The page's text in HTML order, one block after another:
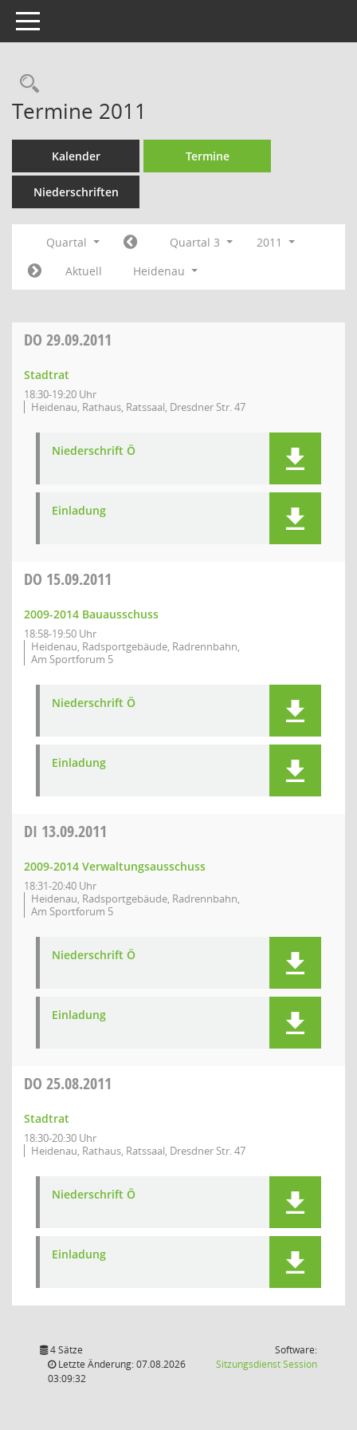
Toggle navigation
Rechercheauswahl
Termine 2011
Kalender Termine
Niederschriften
Quartal Quartal 3
2011
Aktuell
Heidenau
DO 29.09.2011
Stadtrat
18:30-19:20 Uhr
Heidenau, Rathaus, Ratssaal, Dresdner Str. 47
Niederschrift Ö
Einladung
DO 15.09.2011
2009-2014 Bauausschuss
18:58-19:50 Uhr
Heidenau, Radsportgebäude, Radrennbahn,
Am Sportforum 5
Niederschrift Ö
Einladung
DI 13.09.2011
2009-2014 Verwaltungsausschuss
18:31-20:40 Uhr
Heidenau, Radsportgebäude, Radrennbahn,
Am Sportforum 5
Niederschrift Ö
Einladung
DO 25.08.2011
Stadtrat
18:30-20:30 Uhr
Heidenau, Rathaus, Ratssaal, Dresdner Str. 47
Niederschrift Ö
Einladung
4 Sätze
Letzte Änderung: 07.08.2026
03:09:32
Software:
SitzungsdienstSession(Wird in